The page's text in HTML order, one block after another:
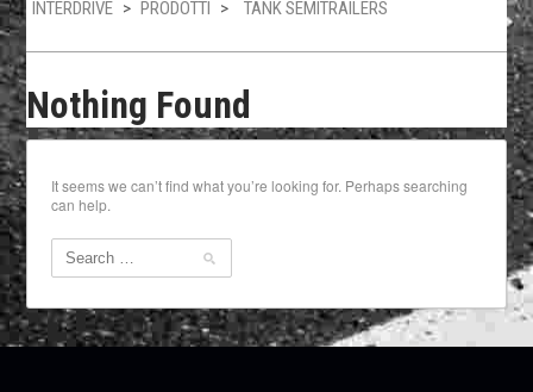
INTERDRIVE > PRODOTTI > TANK SEMITRAILERS
Nothing Found
It seems we can’t find what you’re looking for. Perhaps searching
can help.